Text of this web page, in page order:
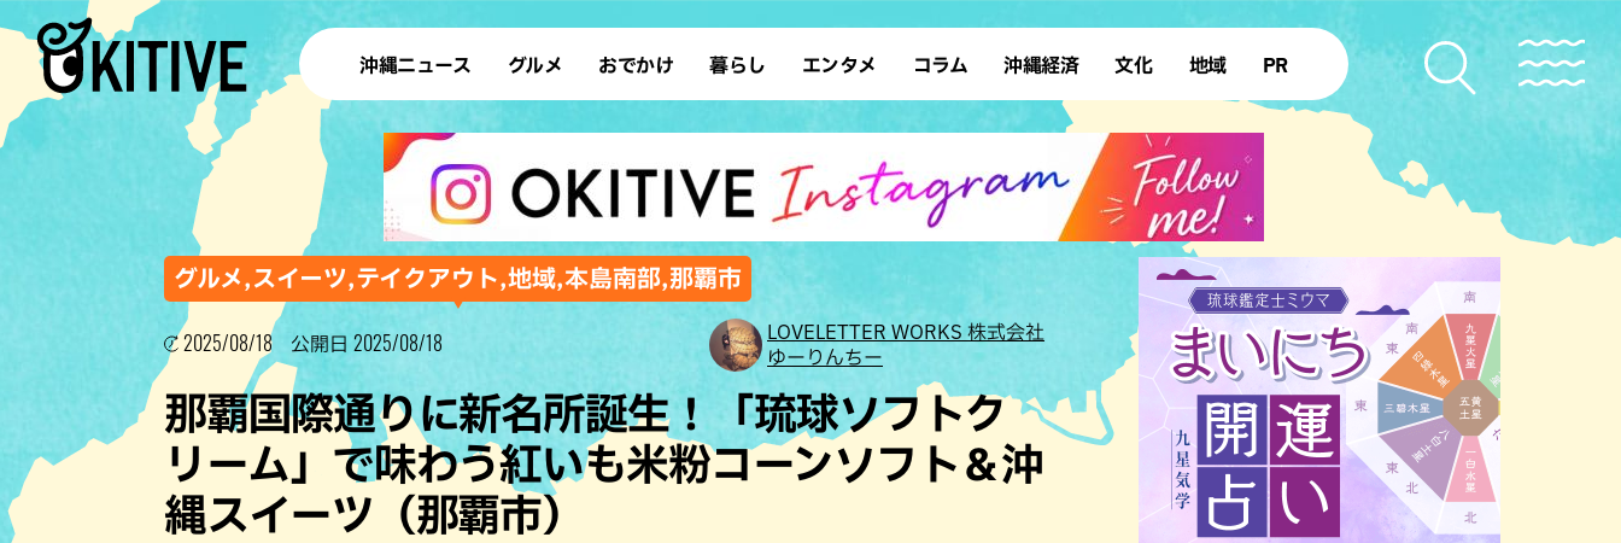
沖縄ニュース グルメ
ラーメン 沖縄そば
テイクアウト カフェ
すし・魚料理 和食・日本料理
沖縄料理 アジア・エスニック
イタリアン
フレンチ
ステーキ・焼肉 焼鳥・串料理
その他の肉料理 居酒屋・バー
ブッフェ・バイキング
おでかけ
デート ドライブ
散歩 ソロ活
歴史
アート
ホテル
サウナ 公園
沖縄の海
暮らし
レシピ SDGs
ファッション ローカルニュース
沖縄移住 沖縄旧暦行事
エンタメ
スポーツ 占い
タレント・芸人 テレビ
コラム 沖縄経済 文化
復帰50年
地域
本島北部
本島南部 先島諸島
北部離島
PR
グルメ,スイーツ,テイクアウト,地域,本島南部,那覇市
2025/08/18 公開日 2025/08/18
LOVELETTER WORKS 株式会社
ゆーりんちー
那覇国際通りに新名所誕生！「琉球ソフトク
リーム」で味わう紅いも米粉コーンソフト＆沖
縄スイーツ（那覇市）